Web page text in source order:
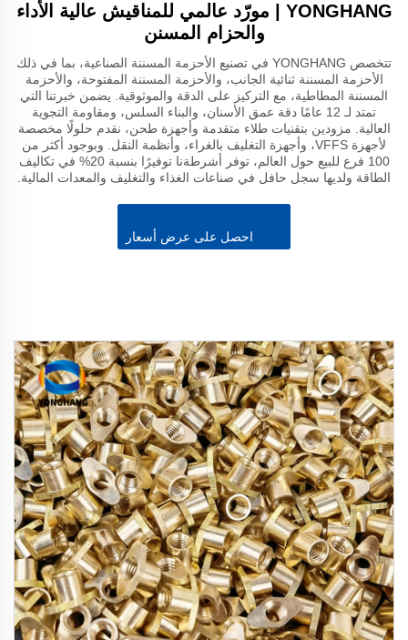
YONGHANG | مورّد عالمي للمناقيش عالية الأداء
والحزام المسنن
تتخصص YONGHANG في تصنيع الأحزمة المسننة الصناعية، بما في ذلك
الأحزمة المسننة ثنائية الجانب، والأحزمة المسننة المفتوحة، والأحزمة
المسننة المطاطية، مع التركيز على الدقة والموثوقية. يضمن خبرتنا التي
تمتد لـ 12 عامًا دقة عمق الأسنان، والبناء السلس، ومقاومة التجوية
العالية. مزودين بتقنيات طلاء متقدمة وأجهزة طحن، نقدم حلولًا مخصصة
لأجهزة VFFS، وأجهزة التغليف بالغراء، وأنظمة النقل. وبوجود أكثر من
100 فرع للبيع حول العالم، توفر أشرطةنا توفيرًا بنسبة 20% في تكاليف
الطاقة ولديها سجل حافل في صناعات الغذاء والتغليف والمعدات المالية.
احصل على عرض أسعار